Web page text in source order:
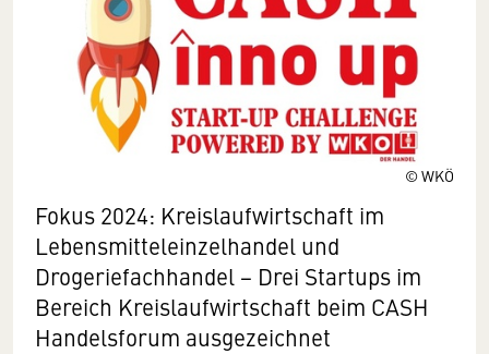
© WKÖ
Fokus 2024: Kreislaufwirtschaft im
Lebensmitteleinzelhandel und
Drogeriefachhandel − Drei Startups im
Bereich Kreislaufwirtschaft beim CASH
Handelsforum ausgezeichnet